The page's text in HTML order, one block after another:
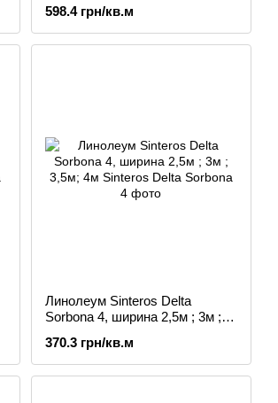
598.4 грн/кв.м
Линолеум Sinteros Delta
Sorbona 4, ширина 2,5м ; 3м ;
370.3 грн/кв.м